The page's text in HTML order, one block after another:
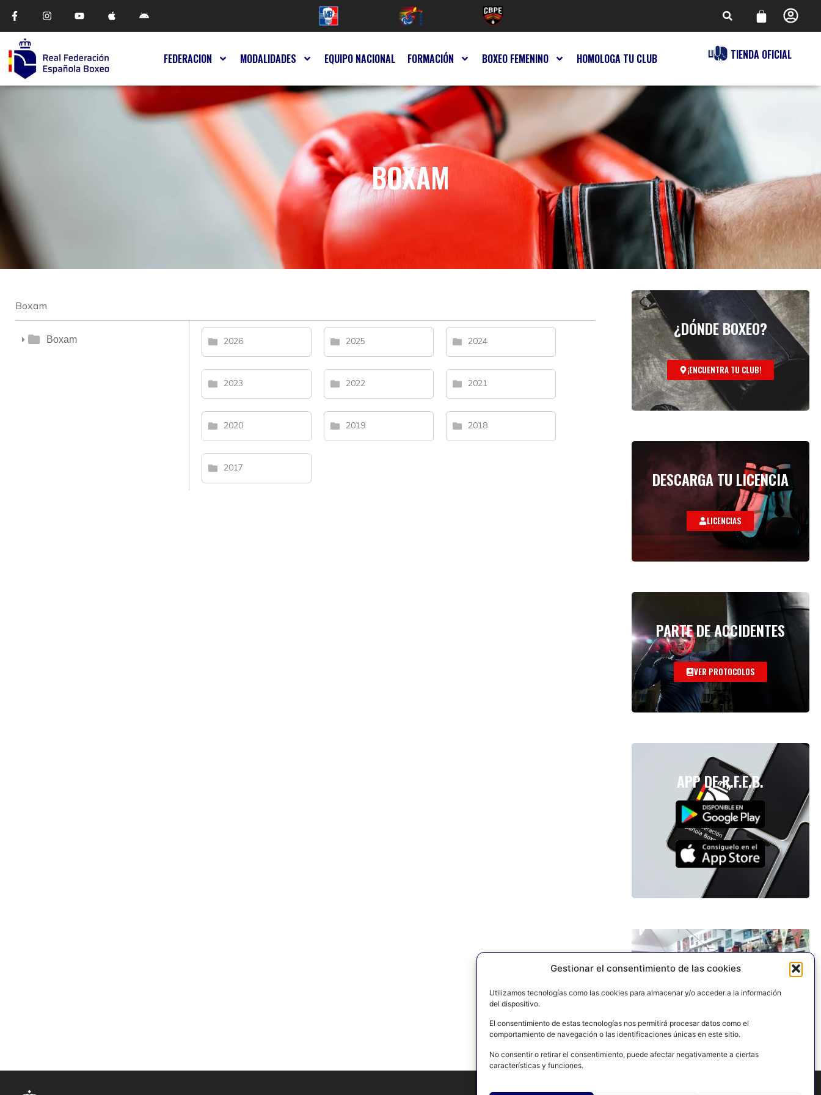
Gestionar el consentimiento de las cookies
Utilizamos tecnologías como las cookies para almacenar y/o acceder a la información
del dispositivo.
El consentimiento de estas tecnologías nos permitirá procesar datos como el
comportamiento de navegación o las identificaciones únicas en este sitio.
No consentir o retirar el consentimiento, puede afectar negativamente a ciertas
características y funciones.
FEDERACION MODALIDADES EQUIPO NACIONAL FORMACIÓN BOXEO FEMENINO HOMOLOGA TU CLUB TIENDA OFICIAL
BOXAM
Boxam
Boxam 2026 2025 2024
2023 2022 2021
2020 2019 2018
2017
¿DÓNDE BOXEO?
¡ENCUENTRA TU CLUB!
DESCARGA TU LICENCIA
LICENCIAS
PARTE DE ACCIDENTES
VER PROTOCOLOS
APP DE R.F.E.B.
ACCESO CLUB